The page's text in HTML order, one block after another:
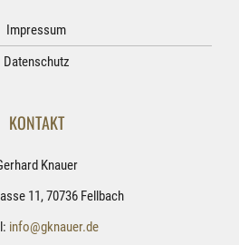
Impressum
Datenschutz
KONTAKT
Knauer
11, 70736 Fellbach
info@gknauer.de